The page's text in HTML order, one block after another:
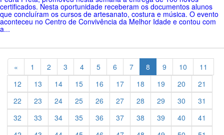
certificados. Nesta oportunidade receberam os documentos alunos
que concluíram os cursos de artesanato, costura e música. O evento
aconteceu no Centro de Convivência da Melhor Idade e contou com
a...
« Previous
1 2 3 4 5 6 7 8 9 10
11
12
13 14 15 16 17 18 19 20
21
22
23 24 25 26 27 28 29 30
31
32
33 34 35 36 37 38 39 40
41